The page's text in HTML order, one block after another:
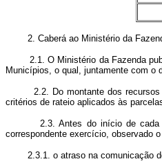
2. Caberá ao Ministério da
2.1. O Ministério da Fazenda
Municípios, o qual, juntamente com o
2.2. Do montante dos recursos
critérios de rateio aplicados às
2.3. Antes do início de cada
correspondente exercício, observado
2.3.1. o atraso na comunicação dos